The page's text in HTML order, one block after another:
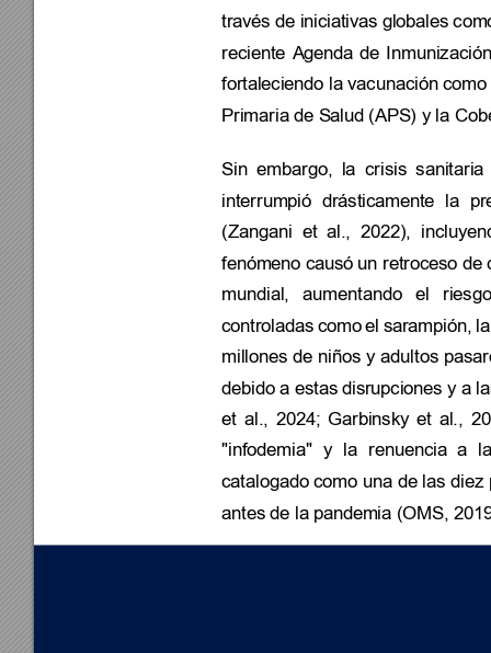
través de iniciativas globales
reciente Agenda de
fortaleciendo la vacunación
Primaria de Sal ud (APS) y la
Sin embargo, la crisis sanitaria
interrumpió drásticamente la
(Zangani et al., 2022),
fenómeno causó un retroceso de
mundial,
aumentando el
controladas como el sarampión,
millones de niños y adultos pa
debido a estas disrupciones y a
et al., 2024; Garbinsky et al.,
"infodemia" y la renuencia a
catalogado como una de las diez
antes de la pandemia (OMS,